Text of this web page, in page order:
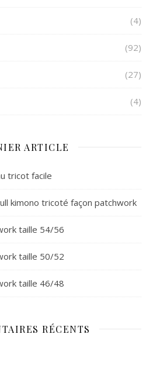
(4)
(92)
(27)
(4)
ARTICLE
tricot facile
kimono tricoté façon patchwork
taille 54/56
taille 50/52
taille 46/48
RÉCENTS